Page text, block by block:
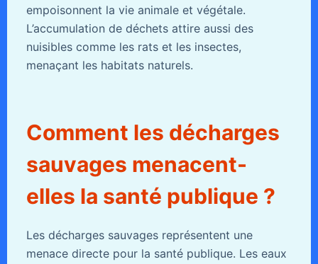
empoisonnent la vie animale et végétale.
L’accumulation de déchets attire aussi des
nuisibles comme les rats et les insectes,
menaçant les habitats naturels.
Comment les décharges
sauvages menacent-
elles la santé publique ?
Les décharges sauvages représentent une
menace directe pour la santé publique. Les eaux